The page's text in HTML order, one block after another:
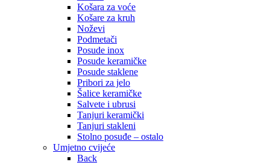
Košara za voće
Košare za kruh
Noževi
Podmetači
Posude inox
Posude keramičke
Posude staklene
Pribori za jelo
Šalice keramičke
Salvete i ubrusi
Tanjuri keramički
Tanjuri stakleni
Stolno posuđe – ostalo
Umjetno cvijeće
Back